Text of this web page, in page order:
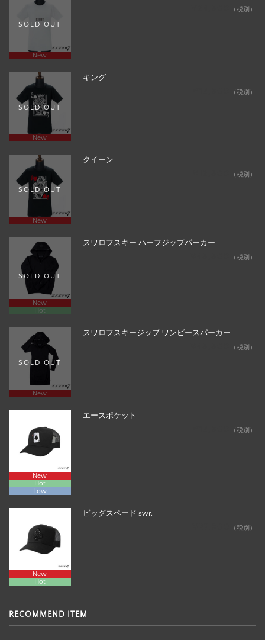
SOLD OUT
New
（税別）
SOLD OUT
New
キング
（税別）
SOLD OUT
New
クイーン
（税別）
SOLD OUT
New
Hot
スワロフスキー ハーフジップパーカー
（税別）
SOLD OUT
New
スワロフスキージップ ワンピースパーカー
（税別）
New
Hot
Low
エースポケット
（税別）
New
Hot
ビッグスペード swr.
（税別）
RECOMMEND ITEM